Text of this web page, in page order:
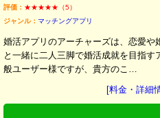
評価： ★★★★★（5）
ジャンル： マッチングアプリ
婚活アプリのアーチャーズは、恋愛や
と一緒に二人三脚で婚活成就を目指
般ユーザー様ですが、貴方のこ…
[料金・詳細